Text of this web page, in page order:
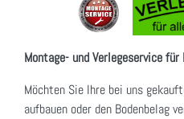
Montage- und Verlegeservice
Möchten Sie Ihre bei uns
aufbauen oder den Bodenbelag